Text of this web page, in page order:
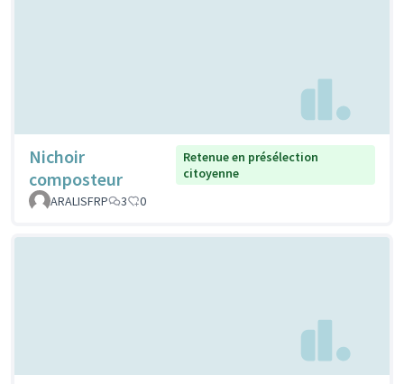
Nichoir
composteur
Retenue en présélection
citoyenne
ARALISFRP
3 0